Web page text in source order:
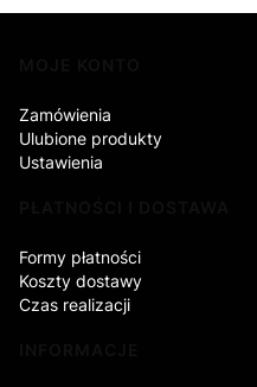
Zamówienia
Ulubione produkty
Ustawienia
Formy płatności
Koszty dostawy
Czas realizacji